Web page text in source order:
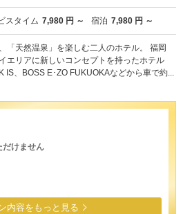
スタイム 7,980 円 ～ 宿泊 7,980 円 ～
「天然温泉」を楽しむ二人のホテル。 福岡
エリアに新しいコンセプトを持ったホテル
IS、BOSS E･ZO FUKUOKAなどから車で約...
けません
内容をもっと見る